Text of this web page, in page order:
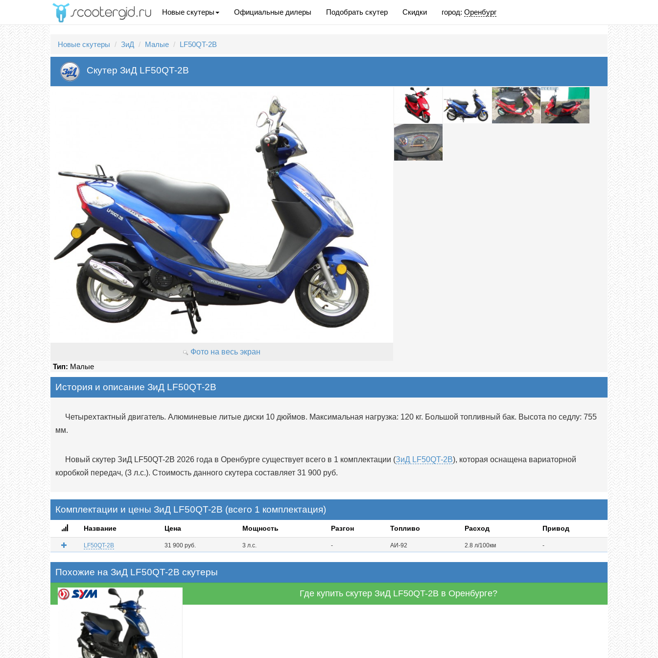
Новые скутеры Официальные дилеры Подобрать скутер Скидки город: Оренбург
Новые скутеры ЗиД Малые LF50QT-2B
Скутер ЗиД LF50QT-2B
Фото на весь экран
Тип: Малые
История и описание ЗиД LF50QT-2B
Четырехтактный двигатель. Алюминевые литые диски 10 дюймов. Максимальная нагрузка: 120 кг. Большой топливный бак. Высота по седлу: 755
мм.
Новый скутер ЗиД LF50QT-2B 2026 года в Оренбурге существует всего в 1 комплектации (ЗиД LF50QT-2B), которая оснащена вариаторной
коробкой передач, (3 л.с.). Стоимость данного скутера составляет 31 900 руб.
Комплектации и цены ЗиД LF50QT-2B (всего 1 комплектация)
Название Цена Мощность Разгон Топливо Расход Привод
LF50QT-2B 31 900 руб. 3 л.с. - АИ-92 2.8 л/100км -
Похожие на ЗиД LF50QT-2B скутеры
Где купить скутер ЗиД LF50QT-2B в Оренбурге?